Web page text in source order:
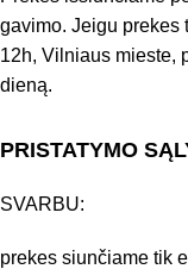
gavimo. Jeigu prekes
12h, Vilniaus mieste,
dieną.
PRISTATYMO
SVARBU:
prekes siunčiame tik